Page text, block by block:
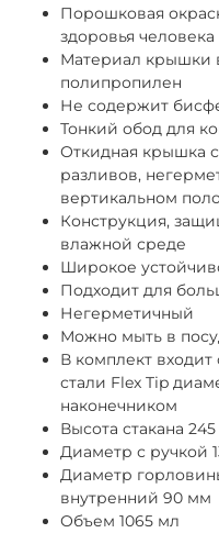
Порошковая
здоровья
Материал крышки
полипропилен
Не содержит
Тонкий обод для
Откидная крышка
разливов,
вертикальном
Конструкция,
влажной среде
Широкое
Подходит для
Негерметичный
Можно мыть в
В комплект
стали Flex Tip
наконечником
Высота стакана
Диаметр с ручкой
Диаметр
внутренний 90 мм
Объем 1065 мл